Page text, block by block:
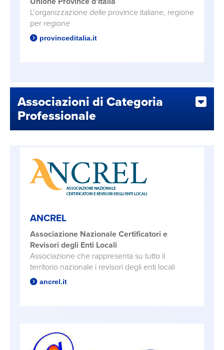
L’organizzazione delle province italiane, regione
per regione
provinceditalia.it
Associazioni di Categoria
Professionale
ANCREL
Associazione Nazionale Certificatori e
Revisori degli Enti Locali
Associazione che rappresenta su tutto il
territorio nazionale i revisori degli enti locali
ancrel.it